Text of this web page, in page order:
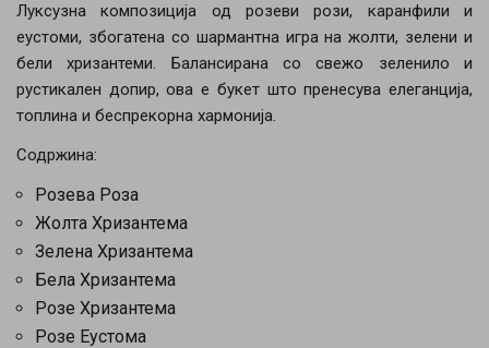
Луксузна композиција од розеви рози, каранфили и
еустоми, збогатена со шармантна игра на жолти, зелени и
бели хризантеми. Балансирана со свежо зеленило и
рустикален допир, ова е букет што пренесува елеганција,
топлина и беспрекорна хармонија.
Содржина:
Розева Роза
Жолта Хризантема
Зелена Хризантема
Бела Хризантема
Розе Хризантема
Розе Еустома